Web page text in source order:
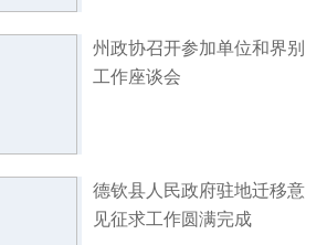
州政协召开参加单位和界别
工作座谈会
德钦县人民政府驻地迁移意
见征求工作圆满完成